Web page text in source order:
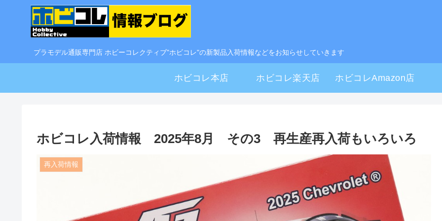
プラモデル通販専門店 ホビーコレクティブ"ホビコレ"の新製品入荷情報などをお知らせしていきます
ホビコレ本店 ホビコレ楽天店 ホビコレAmazon店
ホビコレ入荷情報 2025年8月 その3 再生産再入荷もいろいろ
再入荷情報